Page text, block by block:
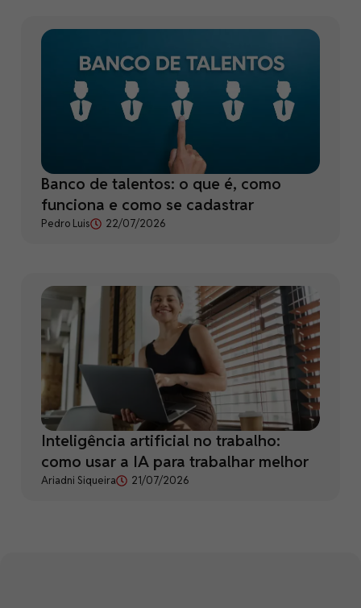
Banco de talentos: o que é, como
funciona e como se cadastrar
Pedro Luis 22/07/2026
Inteligência artificial no trabalho:
como usar a IA para trabalhar melhor
Ariadni Siqueira 21/07/2026